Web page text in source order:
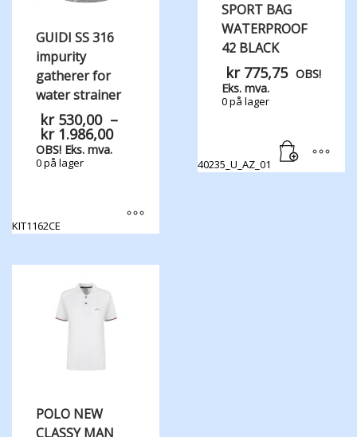
GUIDI SS 316
impurity
gatherer for
water strainer
kr530,00 –
kr1.986,00
OBS! Eks. mva.
0 på lager
KIT1162CE
Alternativene
SPORT BAG
WATERPROOF
42 BLACK
kr775,75 OBS!
Eks. mva.
0 på lager
40235_U_AZ_01
POLO NEW
CLASSY MAN